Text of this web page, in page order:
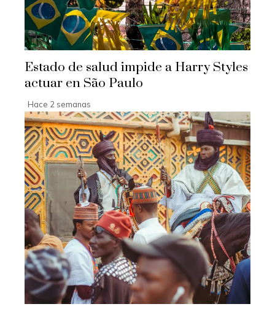
Estado de salud impide a Harry Styles
actuar en São Paulo
Hace 2 semanas